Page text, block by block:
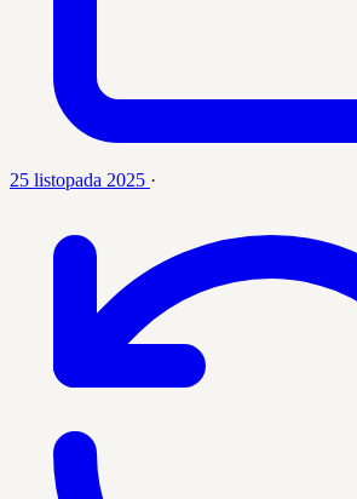
25 listopada 2025 ·